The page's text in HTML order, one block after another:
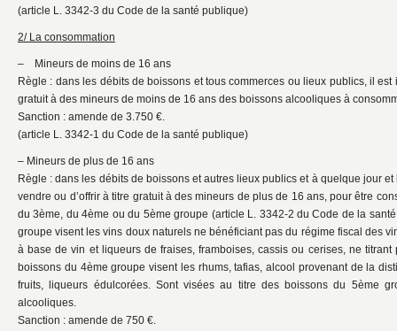
(article L. 3342-3 du Code de la santé publique)
2/ La consommation
– Mineurs de moins de 16 ans
Règle : dans les débits de boissons et tous commerces ou lieux publics, il est
gratuit à des mineurs de moins de 16 ans des boissons alcooliques à
Sanction : amende de 3.750 €.
(article L. 3342-1 du Code de la santé publique)
– Mineurs de plus de 16 ans
Règle : dans les débits de boissons et autres lieux publics et à quelque jour
vendre ou d’offrir à titre gratuit à des mineurs de plus de 16 ans, pour être
du 3ème, du 4ème ou du 5ème groupe (article L. 3342-2 du Code de la
groupe visent les vins doux naturels ne bénéficiant pas du régime fiscal des
à base de vin et liqueurs de fraises, framboises, cassis ou cerises, ne titrant
boissons du 4ème groupe visent les rhums, tafias, alcool provenant de la
fruits, liqueurs édulcorées. Sont visées au titre des boissons du 5ème
alcooliques.
Sanction : amende de 750 €.